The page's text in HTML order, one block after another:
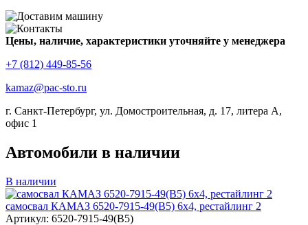
Цены, наличие, характеристики уточняйте у менеджера
+7 (812) 449-85-56
kamaz@pac-sto.ru
г. Санкт-Петербург, ул. Домостроительная, д. 17, литера А,
офис 1
Автомобили в наличии
В наличии
самосвал КАМАЗ 6520-7915-49(B5) 6х4, рестайлинг 2
Артикул: 6520-7915-49(B5)